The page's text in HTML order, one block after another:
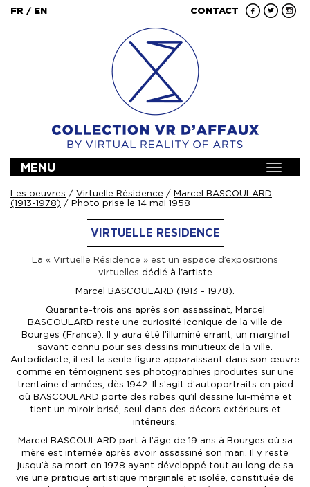
FR / EN CONTACT
Toggle
MENU
Les oeuvres / Virtuelle Résidence / Marcel BASCOULARD
(1913-1978) / Photo prise le 14 mai 1958
VIRTUELLE RESIDENCE
La « Virtuelle Résidence » est un espace d’expositions
virtuelles dédié à l'artiste
Marcel BASCOULARD (1913 - 1978).
Quarante-trois ans après son assassinat, Marcel
BASCOULARD reste une curiosité iconique de la ville de
Bourges (France). Il y aura été l’illuminé errant, un marginal
savant connu pour ses dessins minutieux de la ville.
Autodidacte, il est la seule figure apparaissant dans son œuvre
comme en témoignent ses photographies produites sur une
trentaine d’années, dès 1942. Il s’agit d’autoportraits en pied
où BASCOULARD porte des robes qu’il dessine lui-même et
tient un miroir brisé, seul dans des décors extérieurs et
intérieurs.
Marcel BASCOULARD part à l’âge de 19 ans à Bourges où sa
mère est internée après avoir assassiné son mari. Il y reste
jusqu’à sa mort en 1978 ayant développé tout au long de sa
vie une pratique artistique marginale et isolée, constituée de